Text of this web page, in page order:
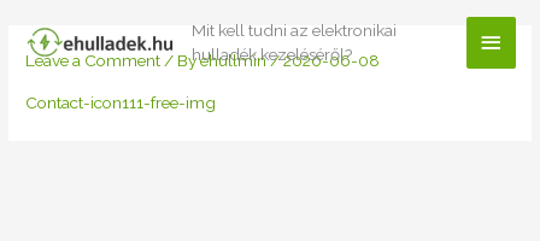
content
Mit kell tudni az elektronikai
hulladék kezeléséről?
Main
Leave a Comment / Byehullmin/2020-06-08
Contact-icon111-free-img